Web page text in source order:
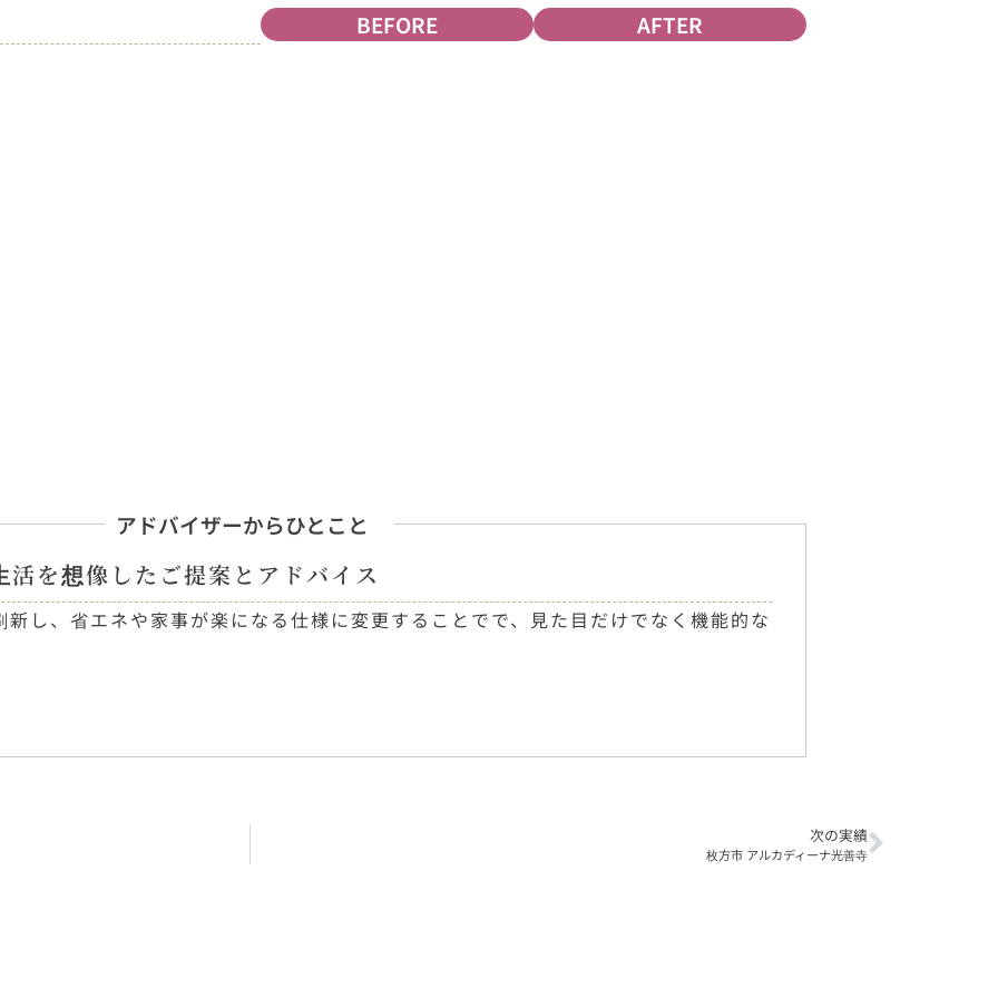
BEFORE AFTER
アドバイザーからひとこと
活を想像したご提案とアドバイス
新し、省エネや家事が楽になる仕様に変更することでで、見た目だけでなく機能的な
次の実績
枚方市 アルカディーナ光善寺